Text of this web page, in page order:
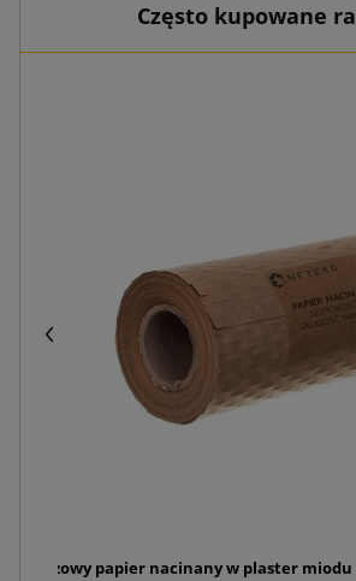
Często kupowane
Brązowy papier nacinany w plaster